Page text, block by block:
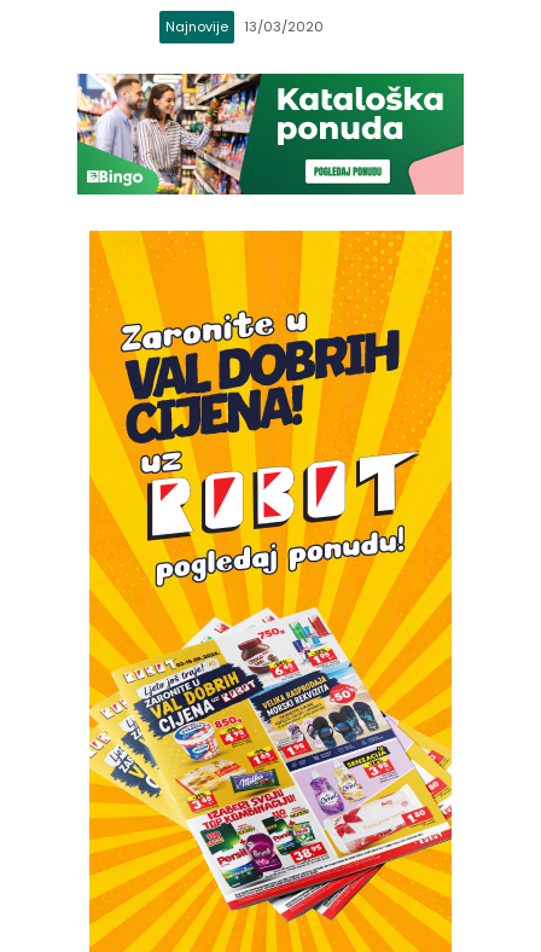
Najnovije 13/03/2020